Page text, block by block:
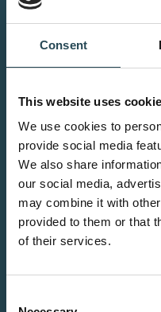
Consent
This website uses
We use cookies to
provide social media
We also share
our social media,
may combine it with
provided to them or that
of their services.